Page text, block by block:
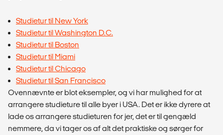
Studietur til New York
Studietur til Washington D.C.
Studietur til Boston
Studietur til Miami
Studietur til Chicago
Studietur til San Francisco
Ovennævnte er blot eksempler, og vi har mulighed for at
arrangere studieture til alle byer i USA. Det er ikke dyrere at
lade os arrangere studieturen for jer, det er til gengæld
nemmere, da vi tager os af alt det praktiske og sørger for